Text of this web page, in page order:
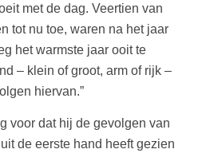
met de dag. Veertien van
tot nu toe, waren na het jaar
het warmste jaar ooit te
– klein of groot, arm of rijk –
hiervan.”
voor dat hij de gevolgen van
de eerste hand heeft gezien